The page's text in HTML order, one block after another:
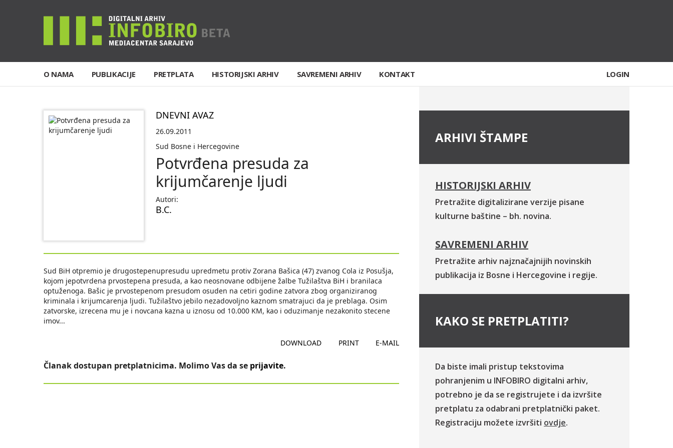
O NAMA PUBLIKACIJE PRETPLATA HISTORIJSKI ARHIV SAVREMENI ARHIV KONTAKT LOGIN
DNEVNI AVAZ
26.09.2011
Sud Bosne i Hercegovine
Potvrđena presuda za
krijumčarenje ljudi
Autori:
B.C.
Sud BiH otpremio je drugostepenupresudu upredmetu protiv Zorana Bašica (47) zvanog Cola iz Posušja,
kojom jepotvrdena prvostepena presuda, a kao neosnovane odbijene žalbe Tužilaštva BiH i branilaca
optuženoga. Bašic je prvostepenom presudom osuden na cetiri godine zatvora zbog organiziranog
kriminala i krijumcarenja ljudi. Tužilaštvo jebilo nezadovoljno kaznom smatrajuci da je preblaga. Osim
zatvorske, izrecena mu je i novcana kazna u iznosu od 10.000 KM, kao i oduzimanje nezakonito stecene
imov...
DOWNLOAD PRINT E-MAIL
Članak dostupan pretplatnicima. Molimo Vas da se prijavite.
ARHIVI ŠTAMPE
HISTORIJSKI ARHIV
Pretražite digitalizirane verzije pisane
kulturne baštine – bh. novina.
SAVREMENI ARHIV
Pretražite arhiv najznačajnijih novinskih
publikacija iz Bosne i Hercegovine i regije.
KAKO SE PRETPLATITI?
Da biste imali pristup tekstovima
pohranjenim u INFOBIRO digitalni arhiv,
potrebno je da se registrujete i da izvršite
pretplatu za odabrani pretplatnički paket.
Registraciju možete izvršiti ovdje.